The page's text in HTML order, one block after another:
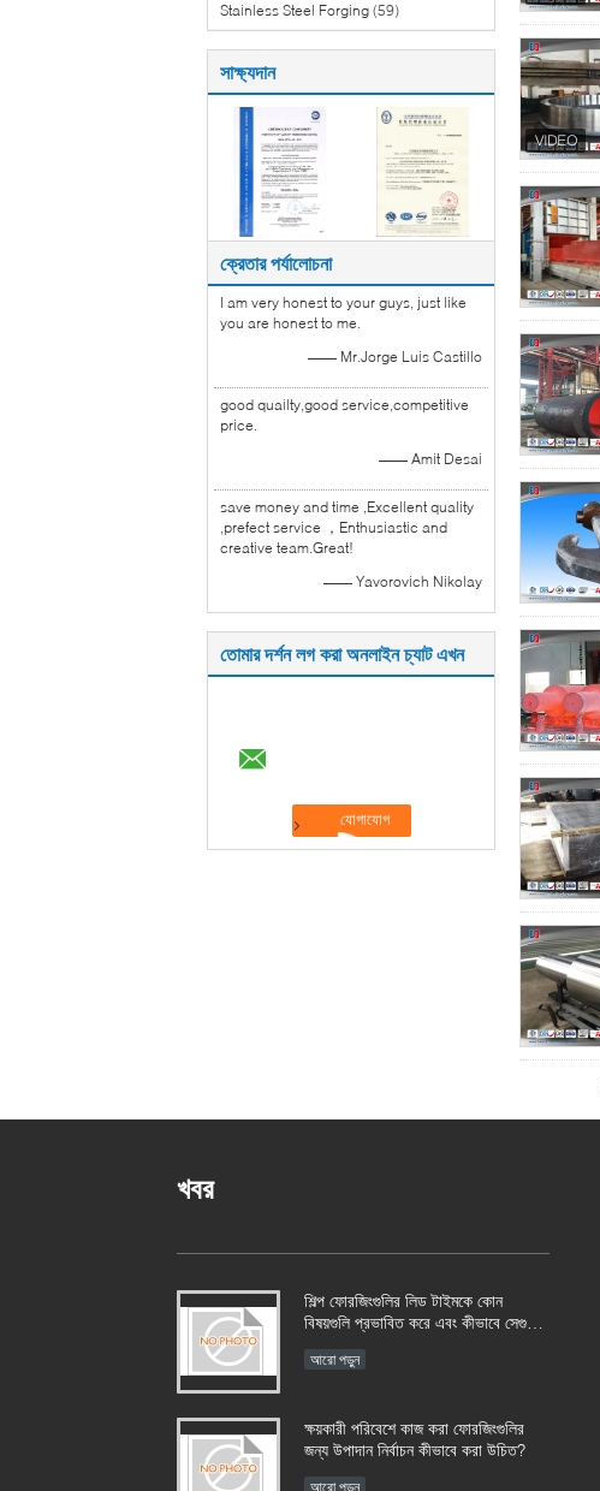
Stainless Steel Forging (59)
সাক্ষ্যদান
ক্রেতার পর্যালোচনা
I am very honest to your guys, just like
you are honest to me.
—— Mr.Jorge Luis Castillo
good quailty,good service,competitive
price.
—— Amit Desai
save money and time ,Excellent quality
,prefect service ，Enthusiastic and
creative team.Great!
—— Yavorovich Nikolay
তোমার দর্শন লগ করা অনলাইন চ্যাট এখন
খবর
শিল্প ফোরজিংগুলির লিড টাইমকে কোন
বিষয়গুলি প্রভাবিত করে এবং কীভাবে সেগুলি
আরো পড়ুন
ক্ষয়কারী পরিবেশে কাজ করা ফোরজিংগুলির
জন্য উপাদান নির্বাচন কীভাবে করা উচিত?​​
আরো পড়ুন